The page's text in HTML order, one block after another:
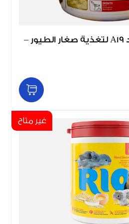
سيريلاك نيوتري بيرد A19 لتغذية صغار الطيور –
غير متاح